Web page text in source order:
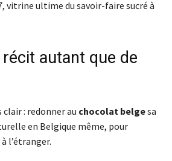
vitrine ultime du savoir-faire sucré à
autant que de
clair : redonner au chocolat belgesa
en Belgique même, pour
l’étranger.